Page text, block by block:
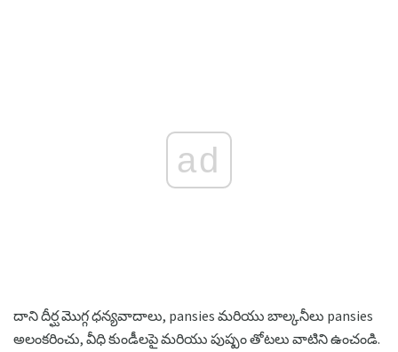
ad
దాని దీర్ఘ మొగ్గ ధన్యవాదాలు, pansies మరియు బాల్కనీలు pansies
అలంకరించు, వీధి కుండీలపై మరియు పుష్పం తోటలు వాటిని ఉంచండి.